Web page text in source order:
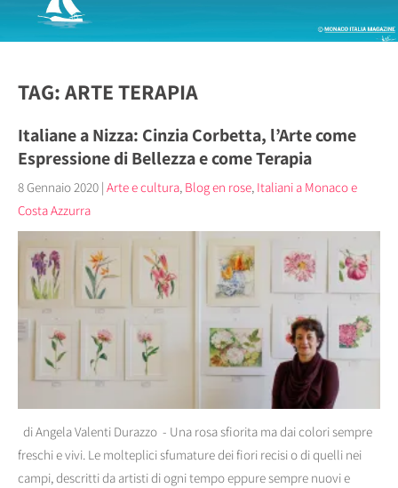
TAG: ARTE TERAPIA
Italiane a Nizza: Cinzia Corbetta, l’Arte come
Espressione di Bellezza e come Terapia
8 Gennaio 2020 | Arte e cultura, Blog en rose, Italiani a Monaco e
Costa Azzurra
di Angela Valenti Durazzo - Una rosa sfiorita ma dai colori sempre
freschi e vivi. Le molteplici sfumature dei fiori recisi o di quelli nei
campi, descritti da artisti di ogni tempo eppure sempre nuovi e